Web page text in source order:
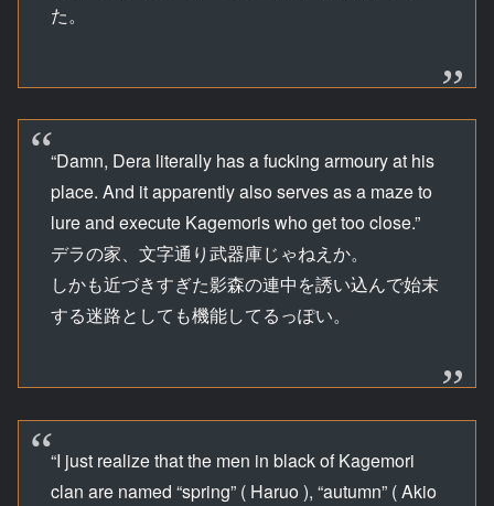
た。
“Damn, Dera literally has a fucking armoury at his
place. And it apparently also serves as a maze to
lure and execute Kagemoris who get too close.”
デラの家、文字通り武器庫じゃねえか。
しかも近づきすぎた影森の連中を誘い込んで始末
する迷路としても機能してるっぽい。
“I just realize that the men in black of Kagemori
clan are named “spring” ( Haruo ), “autumn” ( Akio